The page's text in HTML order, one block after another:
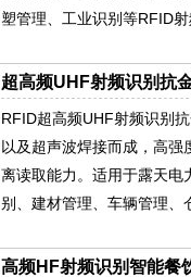
塑管理、工业识别等RFID
超高频UHF射频识别抗
RFID超高频UHF射频识别
以及超声波焊接而成，高
离读取能力。适用于露天电
别、建材管理、车辆管理、
高频HF射频识别智能餐